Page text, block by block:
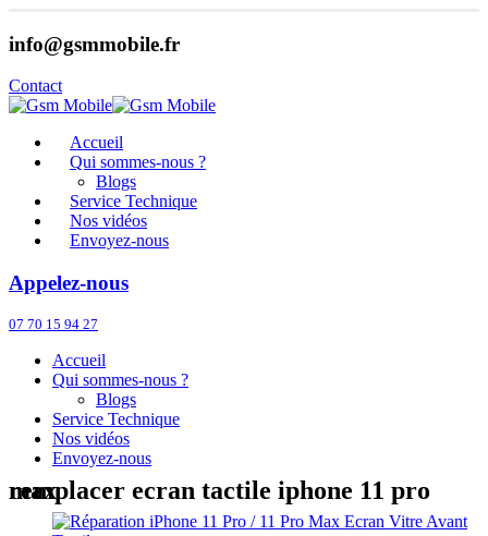
info@gsmmobile.fr
Contact
Accueil
Qui sommes-nous ?
Blogs
Service Technique
Nos vidéos
Envoyez-nous
Appelez-nous
07 70 15 94 27
Accueil
Qui sommes-nous ?
Blogs
Service Technique
Nos vidéos
Envoyez-nous
remplacer ecran tactile iphone 11 pro max